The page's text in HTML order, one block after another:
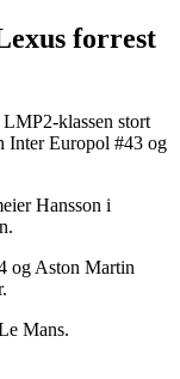
forrest
klassen stort
Inter Europol #43 og
Hansson i
og Aston Martin
Mans.